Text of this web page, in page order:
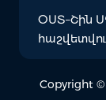
ՕՍՏ–Շին
Copyright ©